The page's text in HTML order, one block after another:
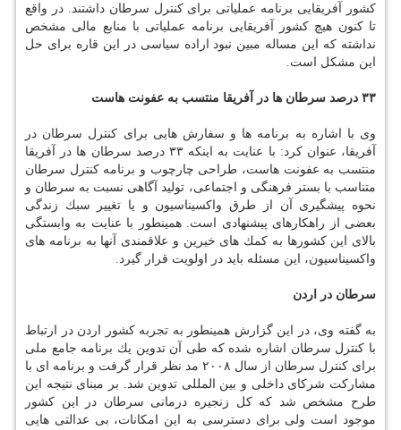
كشور آفریقایی برنامه عملیاتی برای كنترل سرطان داشتند. در واقع
تا كنون هیچ كشور آفریقایی برنامه عملیاتی با منابع مالی مشخص
نداشته كه این مساله مبین نبود اراده سیاسی در این قاره برای حل
این مشكل است.
۳۳ درصد سرطان ها در آفریقا منتسب به عفونت هاست
وی با اشاره به برنامه ها و سفارش هایی برای كنترل سرطان در
آفریقا، عنوان كرد: با عنایت به اینكه ۳۳ درصد سرطان ها در آفریقا
منتسب به عفونت هاست، طراحی چارچوب و برنامه كنترل سرطان
متناسب با بستر فرهنگی و اجتماعی، تولید آگاهی نسبت به سرطان و
نحوه پیشگیری آن از طرق واكسیناسیون و یا تغییر سبك زندگی
بعضی از راهكارهای پیشنهادی است. همینطور با عنایت به وابستگی
بالای این كشورها به كمك های خیرین و علاقمندی آنها به برنامه های
واكسیناسیون، این مسئله باید در اولویت قرار گیرد.
سرطان در اردن
به گفته وی، در این گزارش همینطور به تجربه كشور اردن در ارتباط
با كنترل سرطان اشاره شده كه طی آن تدوین یك برنامه جامع ملی
برای كنترل سرطان از سال ۲۰۰۸ مد نظر قرار گرفت و برنامه ای با
مشاركت شركای داخلی و بین المللی تدوین شد. بر مبنای نتیجه این
طرح مشخص شد كه كل زنجیره درمانی سرطان در این كشور
موجود است ولی برای دسترسی به این امكانات، بی عدالتی هایی